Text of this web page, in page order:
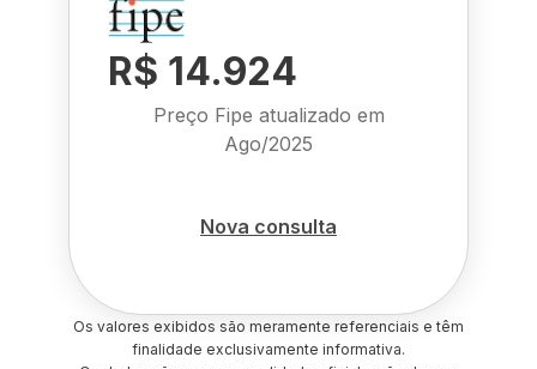
R$ 14.924
Preço Fipe atualizado em
Ago/2025
Nova consulta
Os valores exibidos são meramente referenciais e têm
finalidade exclusivamente informativa.